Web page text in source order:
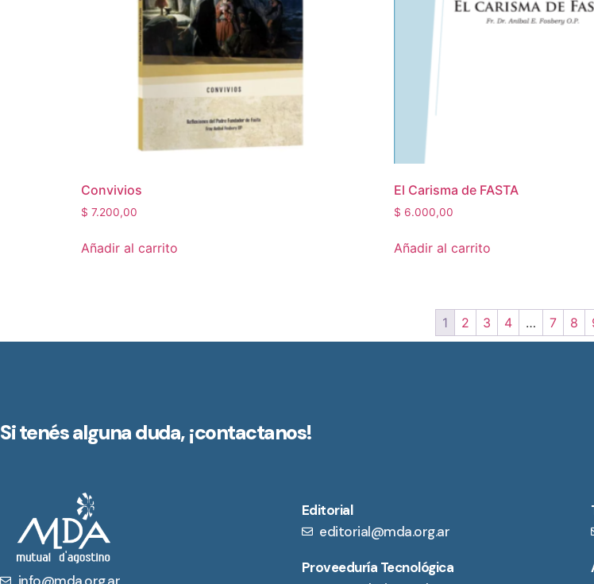
Convivios
$ 7.200,00
Añadir al carrito
El Carisma de FASTA
$ 6.000,00
Añadir al carrito
1 2 3 4 … 7 8
Si tenés alguna duda,¡contactanos!
Editorial
editorial@mda.org.ar
Proveeduría Tecnológica